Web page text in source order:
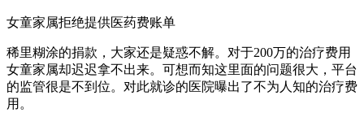
女童家属拒绝提供医药费账单
稀里糊涂的捐款，大家还是疑惑不解。对于200万的治疗费用
女童家属却迟迟拿不出来。可想而知这里面的问题很大，平台
的监管很是不到位。对此就诊的医院曝出了不为人知的治疗费
用。